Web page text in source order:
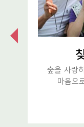
숲을 사랑
마음으